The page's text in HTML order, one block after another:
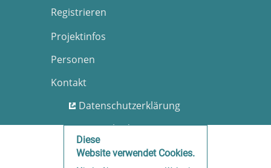
Registrieren
Projektinfos
Personen
Kontakt
Datenschutzerklärung
Nutzungsbedingungen
Barrierefreiheit
Diese
Website verwendet Cookies.